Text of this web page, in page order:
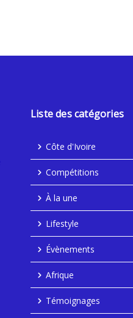
Liste des catégories
Côte d'Ivoire
Compétitions
À la une
Lifestyle
Évènements
Afrique
Témoignages